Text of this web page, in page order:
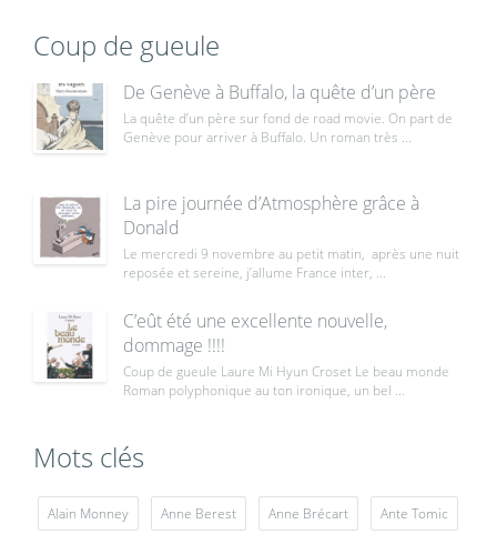
Coup de gueule
De Genève à Buffalo, la quête d’un père
La quête d’un père sur fond de road movie. On part de
Genève pour arriver à Buffalo. Un roman très ...
La pire journée d’Atmosphère grâce à
Donald
Le mercredi 9 novembre au petit matin, après une nuit
reposée et sereine, j’allume France inter, ...
C’eût été une excellente nouvelle,
dommage !!!!
Coup de gueule Laure Mi Hyun Croset Le beau monde
Roman polyphonique au ton ironique, un bel ...
Mots clés
Alain Monney Anne Berest Anne Brécart Ante Tomic